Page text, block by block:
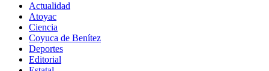
Actualidad
Atoyac
Ciencia
Coyuca de Benítez
Deportes
Editorial